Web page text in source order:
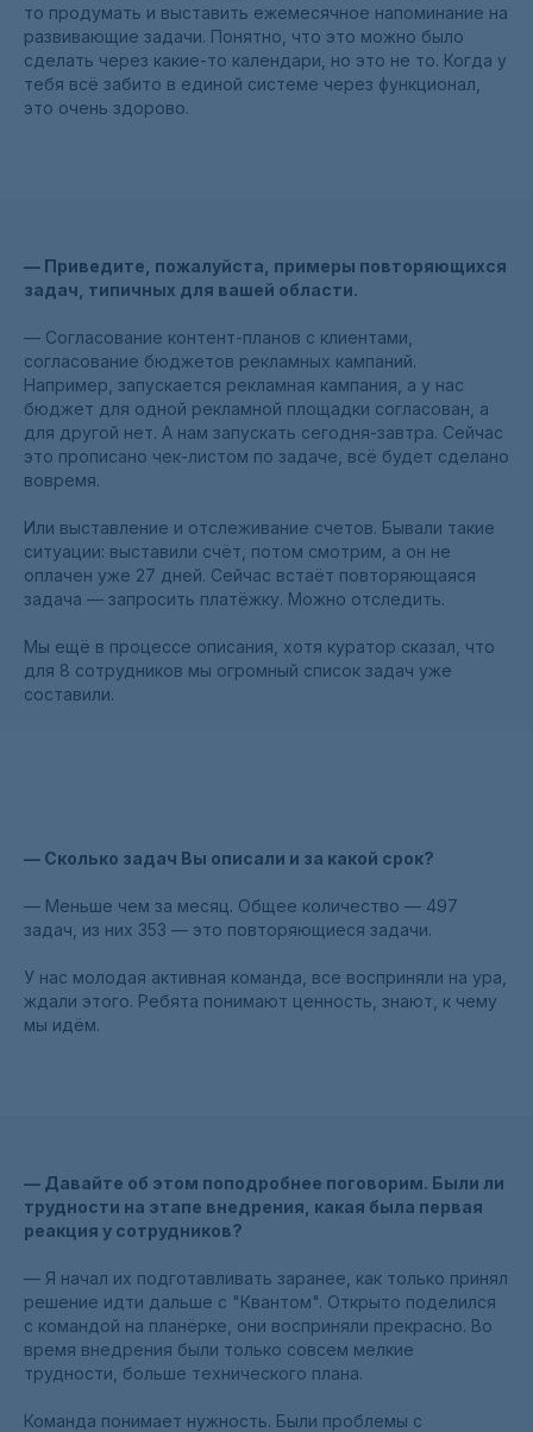
то продумать и выставить ежемесячное напоминание на
развивающие задачи. Понятно, что это можно было
сделать через какие-то календари, но это не то. Когда у
тебя всё забито в единой системе через функционал,
это очень здорово.
— Приведите, пожалуйста, примеры повторяющихся
задач, типичных для вашей области.
— Согласование контент-планов с клиентами,
согласование бюджетов рекламных кампаний.
Например, запускается рекламная кампания, а у нас
бюджет для одной рекламной площадки согласован, а
для другой нет. А нам запускать сегодня-завтра. Сейчас
это прописано чек-листом по задаче, всё будет сделано
вовремя.
Или выставление и отслеживание счетов. Бывали такие
ситуации: выставили счёт, потом смотрим, а он не
оплачен уже 27 дней. Сейчас встаёт повторяющаяся
задача — запросить платёжку. Можно отследить.
Мы ещё в процессе описания, хотя куратор сказал, что
для 8 сотрудников мы огромный список задач уже
составили.
— Сколько задач Вы описали и за какой срок?
— Меньше чем за месяц. Общее количество — 497
задач, из них 353 — это повторяющиеся задачи.
У нас молодая активная команда, все восприняли на ура,
ждали этого. Ребята понимают ценность, знают, к чему
мы идём.
— Давайте об этом поподробнее поговорим. Были ли
трудности на этапе внедрения, какая была первая
реакция у сотрудников?
— Я начал их подготавливать заранее, как только принял
решение идти дальше с "Квантом". Открыто поделился
с командой на планёрке, они восприняли прекрасно. Во
время внедрения были только совсем мелкие
трудности, больше технического плана.
Команда понимает нужность. Были проблемы с